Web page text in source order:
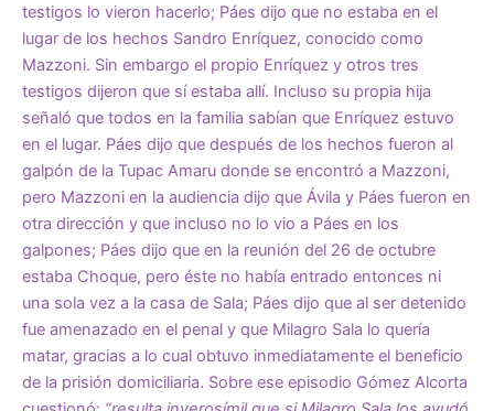
testigos lo vieron hacerlo; Páes dijo que no estaba en el
lugar de los hechos Sandro Enríquez, conocido como
Mazzoni. Sin embargo el propio Enríquez y otros tres
testigos dijeron que sí estaba allí. Incluso su propia hija
señaló que todos en la familia sabían que Enríquez estuvo
en el lugar. Páes dijo que después de los hechos fueron al
galpón de la Tupac Amaru donde se encontró a Mazzoni,
pero Mazzoni en la audiencia dijo que Ávila y Páes fueron en
otra dirección y que incluso no lo vio a Páes en los
galpones; Páes dijo que en la reunión del 26 de octubre
estaba Choque, pero éste no había entrado entonces ni
una sola vez a la casa de Sala; Páes dijo que al ser detenido
fue amenazado en el penal y que Milagro Sala lo quería
matar, gracias a lo cual obtuvo inmediatamente el beneficio
de la prisión domiciliaria. Sobre ese episodio Gómez Alcorta